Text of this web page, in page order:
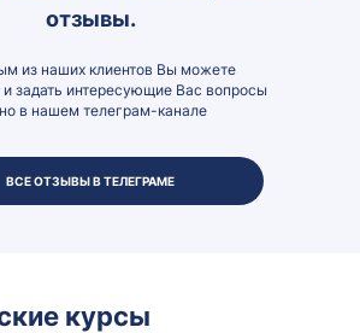
отзывы.
из наших клиентов Вы можете
задать интересующие Вас вопросы
в нашем телеграм-канале
ВСЕ ОТЗЫВЫ В ТЕЛЕГРАМЕ
курсы